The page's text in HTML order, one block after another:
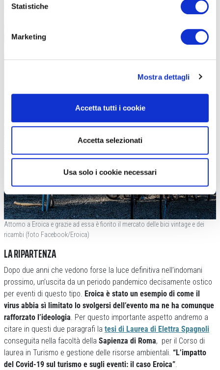
Statistiche
Marketing
Mostra dettagli
Accetta tutti i cookie
Accetta selezionati
Usa solo i cookie necessari
Attorno a Eroica e grazie ad essa è fiorito il mercato delle bici vintage e dei
ricambi (foto Facebook/Eroica)
LA RIPARTENZA
Dopo due anni che vedono forse la luce definitiva nell’indomani
prossimo, un’uscita da un periodo pandemico decisamente ostico
per eventi di questo tipo. Eroica è stato un esempio di come il
virus abbia sì limitato lo svolgersi dell’evento ma ne ha comunque
rafforzato l’ideologia. Per questo importante aspetto andremo a
citare in questi due paragrafi la tesi di Laurea di Elettra Spagnoli
conseguita nella facoltà della Sapienza di Roma, per il Corso di
laurea in Turismo e gestione delle risorse ambientali. “L’impatto
del Covid-19 sul turismo e sugli eventi: il caso Eroica”.